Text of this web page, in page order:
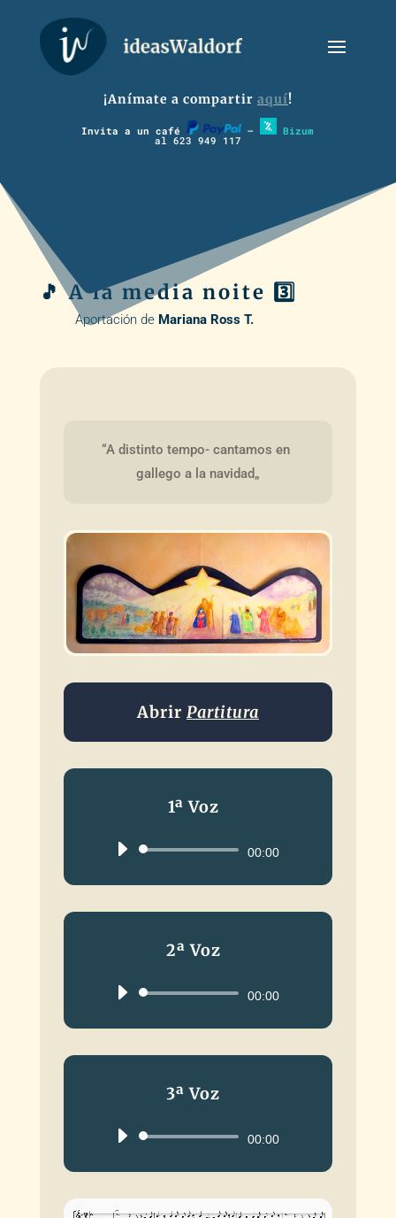
¡Anímate a compartir aquí!
Invita a un café – Bizum
al 623 949 117
🎵 A la media noite 3️⃣
Aportación de Mariana Ross T.
“A distinto tempo- cantamos en
gallego a la navidad„
Abrir Partitura
1ª Voz
Reproductor00:00
2ª Voz
Reproductor00:00
3ª Voz
Reproductor00:00